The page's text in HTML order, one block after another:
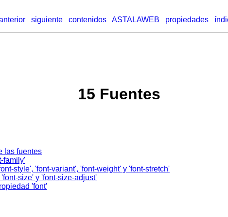
siguiente contenidos ASTALAWEB propiedades
15 Fuentes
las fuentes
family'
style', 'font-variant', 'font-weight' y 'font-stretch'
'font-size' y 'font-size-adjust'
'font'